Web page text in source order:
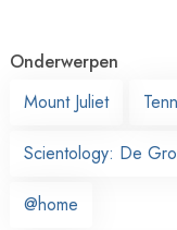
Onderwerpen
Mount Juliet
Scientology: De
@home